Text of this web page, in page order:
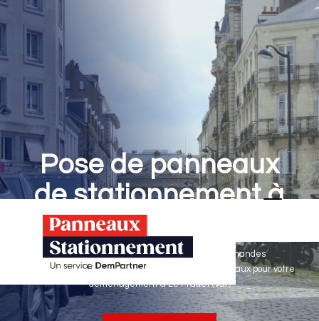
Pose de panneaux
de stationnement à
Le Pradet
Panneaux Stationnement effectue vos demandes
d'autorisations de stationnement & pose de panneaux pour votre
déménagement à Le Pradet (Var)